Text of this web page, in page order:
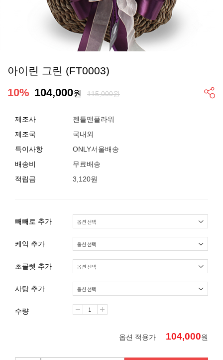
아이린 그린 (FT0003)
10% 104,000원 115,000원
제조사
젠틀맨플라워
제조국
국내외
특이사항
ONLY서울배송
배송비
무료배송
적립금
3,120원
빼빼로 추가
케익 추가
초콜렛 추가
사탕 추가
수량
옵션 적용가 104,000원